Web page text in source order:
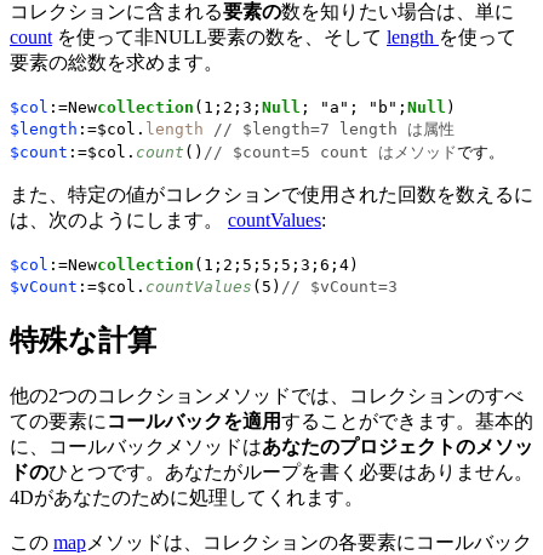
コレクションに含まれる要素の数を知りたい場合は、単に
countを使って非NULL要素の数を、そして length を使って
要素の総数を求めます。
$col :=Newcollection (1;2;3; Null ; "a"; "b"; Null )
$length :=$col. length
// $length=7 length は属性
$count :=$col. count () // $count=5 count はメソッドです。
また、特定の値がコレクションで使用された回数を数えるに
は、次のようにします。 countValues:
$col :=Newcollection (1;2;5;5;5;3;6;4)
$vCount :=$col. countValues (5) // $vCount=3
特殊な計算
他の2つのコレクションメソッドでは、コレクションのすべ
ての要素に コールバックを適用することができます。基本的
に、コールバックメソッドはあなたのプロジェクトのメソッ
ドのひとつです。あなたがループを書く必要はありません。
4Dがあなたのために処理してくれます。
この map メソッドは、コレクションの各要素にコールバック